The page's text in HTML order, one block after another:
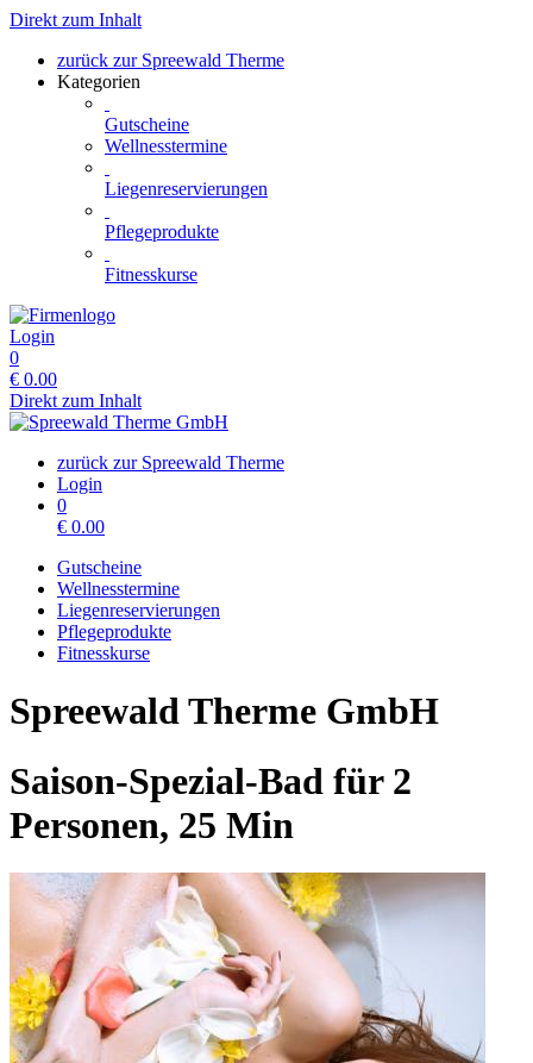
Direkt zum Inhalt
zurück zur Spreewald Therme
Kategorien
Gutscheine
Wellnesstermine
Liegenreservierungen
Pflegeprodukte
Fitnesskurse
Login
0
€ 0.00
Direkt zum Inhalt
zurück zur Spreewald Therme
Login
0
€ 0.00
Gutscheine
Wellnesstermine
Liegenreservierungen
Pflegeprodukte
Fitnesskurse
Spreewald Therme GmbH
Saison-Spezial-Bad für 2
Personen, 25 Min